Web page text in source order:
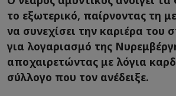
το εξωτερικό, παίρνοντας τη
να συνεχίσει την καριέρα του
για λογαριασμό της
αποχαιρετώντας με λόγια
σύλλογο που τον ανέδειξε.